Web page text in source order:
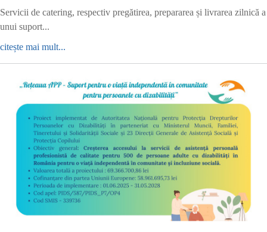
Servicii de catering, respectiv pregătirea, prepararea și livrarea zilnică a
unui suport...
citește mai mult...